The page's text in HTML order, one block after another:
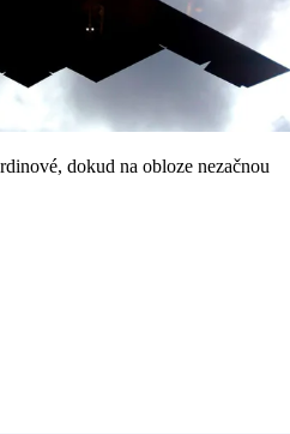
dokud na obloze nezačnou